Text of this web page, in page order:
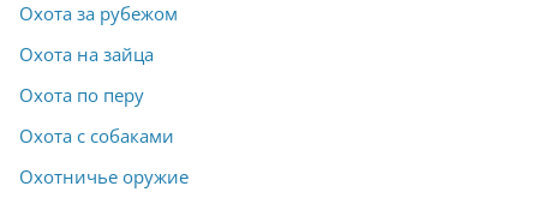
Охота за рубежом
Охота на зайца
Охота по перу
Охота с собаками
Охотничье оружие